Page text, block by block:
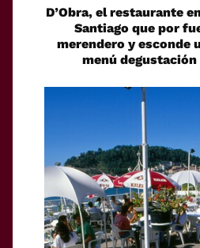
D’Obra, el restaurante
Santiago que por
merendero y esconde
menú degustación